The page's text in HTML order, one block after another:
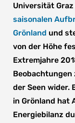
Universität
saisonalen
Grönland und
von der Höhe
Extremjahre
der Seen wider.
in Grönland hat
Energiebilanz